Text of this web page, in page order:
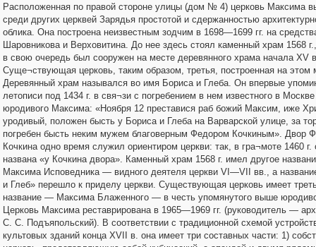
Расположенная по правой стороне улицы (дом № 4) церковь Максима
среди других церквей Зарядья простотой и сдержанностью
облика. Она построена неизвестным зодчим в 1698—1699 гг. на
Шаровникова и Верховитина. До нее здесь стоял каменный храм 1568
в свою очередь был сооружен на месте деревянного храма начала XV
Суще¬ствующая церковь, таким образом, третья, построенная на этом
Деревянный храм назывался во имя Бориса и Глеба. Он впервые
летописи под 1434 г. в свя¬зи с погребением в нем известного в Москве
юродивого Максима: «Ноября 12 преставися раб божий Максим, иже
уродивый, положен бысть у Бориса и Глеба на Варварской улице, за
погребен бысть неким мужем благоверным Федором Кочкиным». Двор
Кочкина одно время служил ориентиром церкви: так, в гра¬моте 1460 г.
названа «у Кочкина двора». Каменный храм 1568 г. имел другое
Максима Исповедника — видного деятеля церкви VI—VII вв., а
и Глеб» перешло к приделу церкви. Существующая церковь имеет
название — Максима Блаженного — в честь упомянутого выше
Церковь Максима реставрирована в 1965—1969 гг. (руководитель —
С. С. Подъяпольский). В соответствии с традиционной схемой
культовых зданий конца XVII в. она имеет три составных части: 1)